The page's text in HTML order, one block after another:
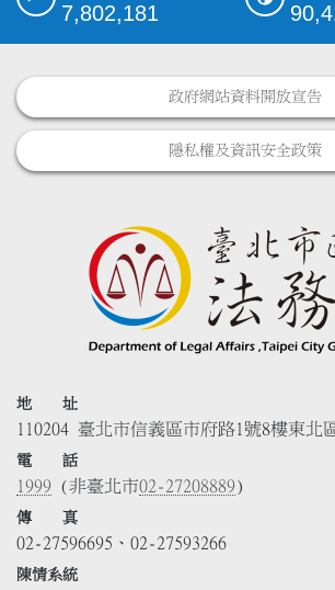
7,802,181
政府網站資料開放宣告
隱私權及資訊安全政策
地 址
110204 臺北市信義區市府路1號8樓東北
電 話
1999 (非臺北市02-27208889)
傳 真
02-27596695、02-27593266
陳情系統